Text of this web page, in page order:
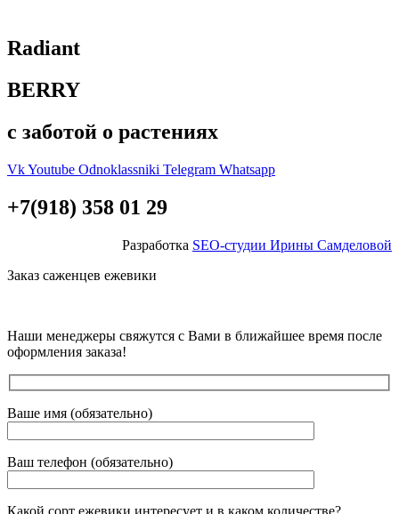
Radiant
BERRY
с заботой о растениях
VkYoutube Odnoklassniki Telegram Whatsapp
+7(918) 358 01 29
Разработка SEO-студии Ирины Самделовой
Заказ саженцев ежевики
Наши менеджеры свяжутся с Вами в ближайшее время после
оформления заказа!
Ваше имя (обязательно)
Ваш телефон (обязательно)